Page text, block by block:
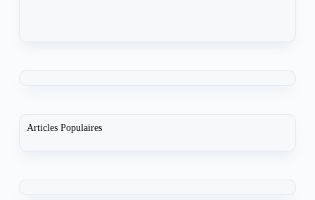
Articles Populaires